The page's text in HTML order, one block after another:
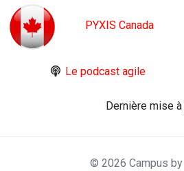
PYXIS Canada
Le podcast agile
Dernière mise
© 2026 Campus